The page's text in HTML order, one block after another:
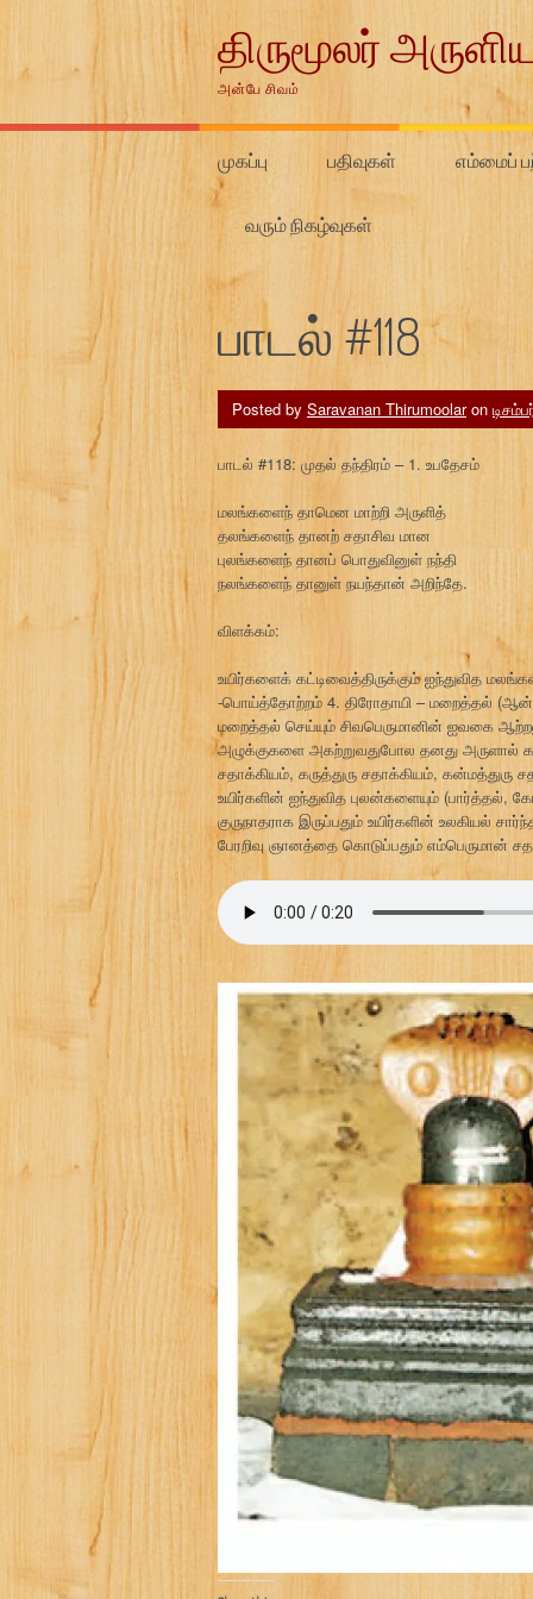
திருமூலர்
அன்பே சிவம்
முகப்பு பதிவுகள் எம்மைப்
வரும் நிகழ்வுகள்
பாடல் #118
Posted by Saravanan Thirumoolaron
பாடல் #118: முதல் தந்திரம் – 1. உபதேசம்
மலங்களைந் தாமென மாற்றி அருளித்
தலங்களைந் தானற் சதாசிவ மான
புலங்களைந் தானப் பொதுவினுள் நந்தி
நலங்களைந் தானுள் நயந்தான் அறிந்தே.
விளக்கம்:
உயிர்களைக் கட்டிவைத்திருக்கும் ஐந்துவித
-பொய்த்தோற்றம் 4. திரோதாயி – மறைத்தல்
மறைத்தல் செய்யும் சிவபெருமானின் ஐவகை
அழுக்குகளை அகற்றுவதுபோல தனது அருளால்
சதாக்கியம், கருத்துரு சதாக்கியம், கன்மத்துரு
உயிர்களின் ஐந்துவித புலன்களையும் (பார்த்தல்,
குருநாதராக இருப்பதும் உயிர்களின் உலகியல்
பேரறிவு ஞானத்தை கொடுப்பதும் எம்பெருமான்